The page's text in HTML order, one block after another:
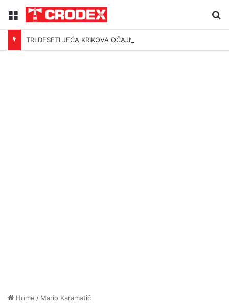
Menu
TRI DESETLJEĆA KRIKOVA OČAJNIKA
Home / Mario Karamatić